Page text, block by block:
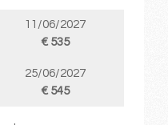
11/06/2027
€ 535
25/06/2027
€ 545